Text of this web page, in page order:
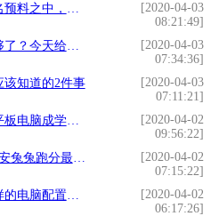
为的表现让人失望
[2020-04-03
08:21:49]
享一个不一样的吃法
[2020-04-03
07:34:36]
该知道的2件事
[2020-04-03
07:11:21]
需，多种型号已卖断货
[2020-04-02
09:56:22]
最高骁龙865手机
[2020-04-02
07:15:22]
机，哪里有这货哦？
[2020-04-02
06:17:26]